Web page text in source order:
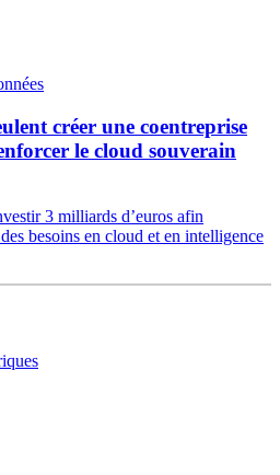
créer une coentreprise
le cloud souverain
3 milliards d’euros afin
besoins en cloud et en intelligence